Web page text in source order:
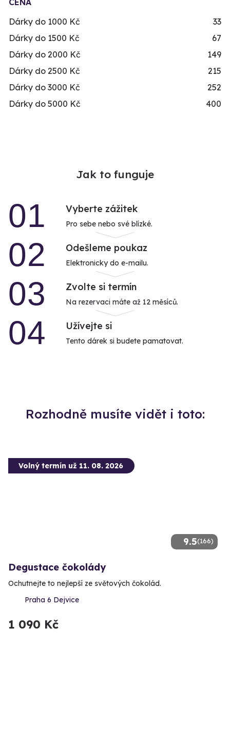
CENA
Dárky do 1000 Kč
33
Dárky do 1500 Kč
67
Dárky do 2000 Kč
149
Dárky do 2500 Kč
215
Dárky do 3000 Kč
252
Dárky do 5000 Kč
400
Jak to funguje
01 Vyberte zážitek
Pro sebe nebo své blízké.
02 Odešleme poukaz
Elektronicky do e-mailu.
03 Zvolte si termín
Na rezervaci máte až 12 měsíců.
04 Užívejte si
Tento dárek si budete pamatovat.
Rozhodně musíte vidět i toto:
9.5(166)
Volný termín už 11. 08. 2026
Degustace čokolády
Ochutnejte to nejlepší ze světových čokolád.
Praha 6 Dejvice
1 090 Kč